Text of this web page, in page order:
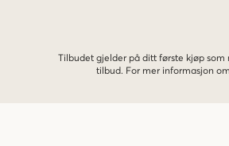
Tilbudet gjelder på ditt første kjøp
tilbud. For mer informasjon